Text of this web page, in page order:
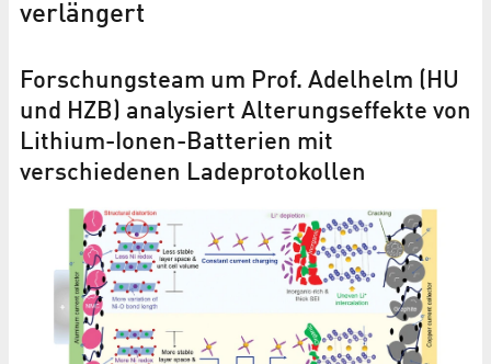
verlängert
Forschungsteam um Prof. Adelhelm (HU
und HZB) analysiert Alterungseffekte von
Lithium-Ionen-Batterien mit
verschiedenen Ladeprotokollen